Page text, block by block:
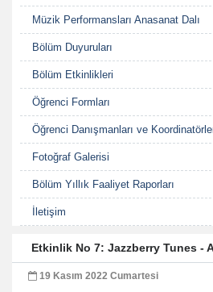
Müzik Performansları Anasanat Dalı
Bölüm Duyuruları
Bölüm Etkinlikleri
Öğrenci Formları
Öğrenci Danışmanları ve
Fotoğraf Galerisi
Bölüm Yıllık Faaliyet Raporları
İletişim
Etkinlik No 7: Jazzberry Tunes -
19 Kasım 2022 Cumartesi